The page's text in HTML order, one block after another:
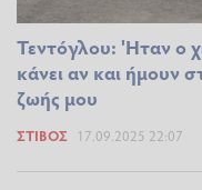
Τεντόγλου: 'Ηταν ο
κάνει αν και ήμουν
ζωής μου
ΣΤΊΒΟΣ 17.09.2025 22:07